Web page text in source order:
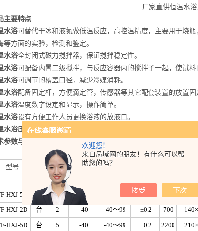
欢迎您！
来自局域网的朋友！有什么可以帮
助您的吗？
厂家直供恒温水
主要特点
水浴可替代干冰和液氮做低温反应，高控温精度，主要用于烧
等方面的实验，检测和鉴定。
水浴全封闭式磁力搅拌器，保证搅拌稳定性。
水浴可配备内置二级搅拌，与反应容器内的搅拌子一起，使试料
水浴可调节的槽盖口径，减少冷媒消耗。
水浴配备固定杆，方便滴定管，传感器等其它配套装置的放置固
水浴温度数字设定和显示，操作简单。
水浴设有方便工作人员更换浴液的放液口。
水浴压缩机等关键部件采用进口，高可待性，高效率。
参数与列表
型号 单位
容积
（L）
zui低温度
温度范围
HXJ-5B 台 5 -20 ±0.2
HXJ-2D 台 2 -40 -40～99 ±0.2 700
HXJ-5D 台 5 -40 -40～99 ±0.2 2200